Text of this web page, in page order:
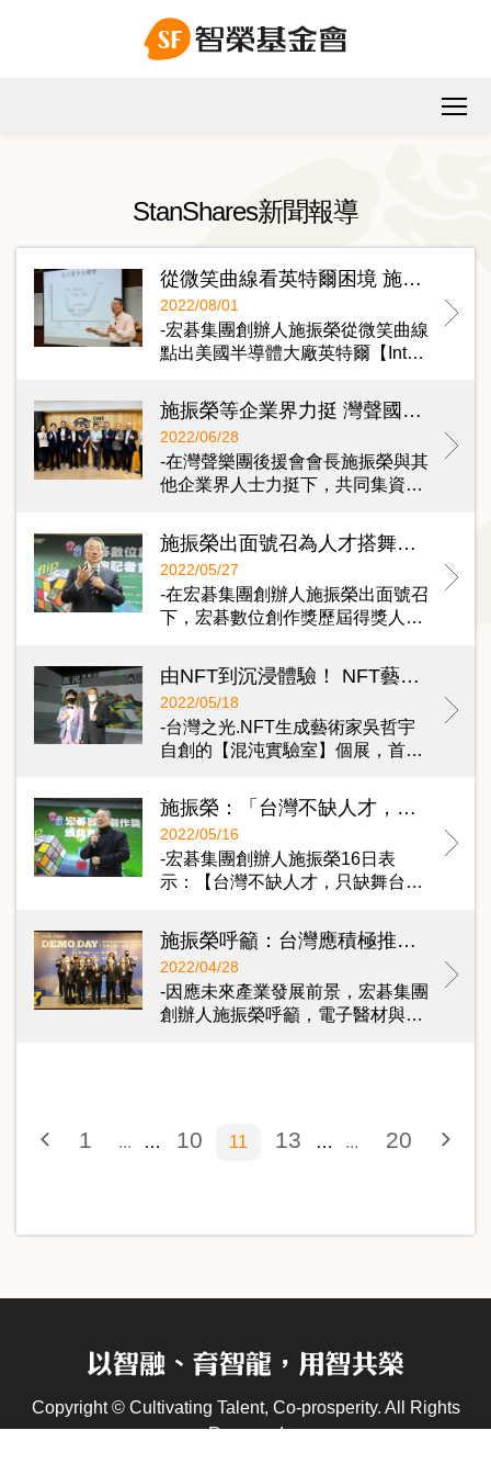
StanShares新聞報導
從微笑曲線看英特爾困境 施振榮：產業典範轉移大勢所趨 即使是世界最強的公司也擋不住
2022/08/01
-宏碁集團創辦人施振榮從微笑曲線
點出美國半導體大廠英特爾【Int…
施振榮等企業界力挺 灣聲國際集資3,000萬正式成立 將積極推動臺灣經典音樂普及化及國際化
2022/06/28
-在灣聲樂團後援會會長施振榮與其
他企業界人士力挺下，共同集資…
施振榮出面號召為人才搭舞台 宏碁數位創作獎歷屆得獎人跨領域齊聚 與NFT生成藝數家吳哲宇激盪火花
2022/05/27
-在宏碁集團創辦人施振榮出面號召
下，宏碁數位創作獎歷屆得獎人…
由NFT到沉浸體驗！ NFT藝術家吳哲宇個展台北101登場 双融域攜手宏碁帶來全新感官體驗
2022/05/18
-台灣之光.NFT生成藝術家吳哲宇
自創的【混沌實驗室】個展，首…
施振榮：「台灣不缺人才，只缺舞台」 施振榮呼籲企業長期投入搭建舞台，讓台灣人才在國際舞台發光
2022/05/16
-宏碁集團創辦人施振榮16日表
示：【台灣不缺人才，只缺舞台…
施振榮呼籲：台灣應積極推動跨域人才合作，掌握智慧醫療全球化的新契機
2022/04/28
-因應未來產業發展前景，宏碁集團
創辦人施振榮呼籲，電子醫材與…
1 … 10 11 13 … 20
Copyright © Cultivating Talent, Co-prosperity. All Rights
Reserved